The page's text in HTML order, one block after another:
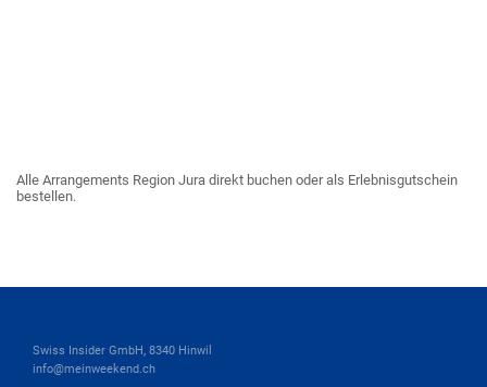
Alle Arrangements Region Jura direkt buchen oder als Erlebnisgutschein
bestellen.
Swiss Insider GmbH, 8340 Hinwil
info@meinweekend.ch